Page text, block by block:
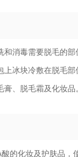
和消毒需要脱毛的部
上冰块冷敷在脱毛部
、脱毛霜及化妆品
的化妆及护肤品，